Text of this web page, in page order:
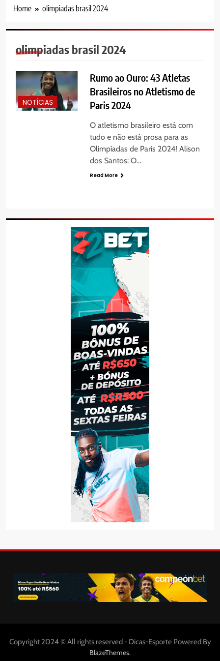
Home olimpiadas brasil 2024
olimpiadas brasil 2024
NOTÍCIAS
Rumo ao Ouro: 43 Atletas
Brasileiros no Atletismo de
Paris 2024
O atletismo brasileiro está com
tudo e não está prosa para as
Olimpíadas de Paris 2024! Alison
dos Santos: O…
Read More
Copyright 2024 © All rights reserved - Dicas-Esporte Powered By
BlazeThemes.